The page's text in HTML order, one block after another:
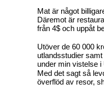
Mat är något
Däremot är
från 4$ och uppåt
Utöver de 60 000
utlandsstudier
under min vistelse
Med det sagt så
överflöd av resor,